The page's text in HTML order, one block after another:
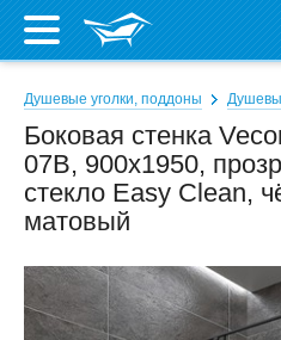
Душевые уголки, поддоны
Боковая стенка
07B, 900x1950,
стекло Easy Clean,
матовый